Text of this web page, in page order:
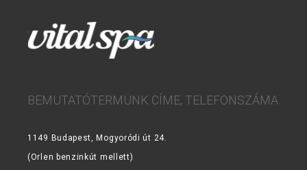
BEMUTATÓTERMÜNK CÍME, TELEFONSZÁMA
1149 Budapest, Mogyoródi út 24.
(Orlen benzinkút mellett)